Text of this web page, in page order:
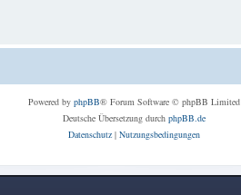
Powered by phpBB® Forum Software © phpBB Limited
Deutsche Übersetzung durch phpBB.de
Datenschutz| Nutzungsbedingungen